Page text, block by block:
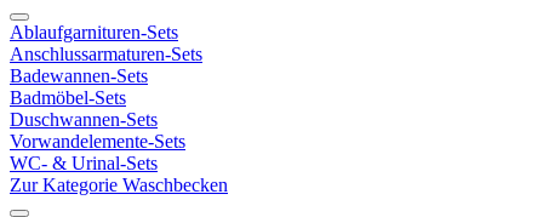
Ablaufgarnituren-Sets
Anschlussarmaturen-Sets
Badewannen-Sets
Badmöbel-Sets
Duschwannen-Sets
Vorwandelemente-Sets
WC- & Urinal-Sets
Zur Kategorie Waschbecken